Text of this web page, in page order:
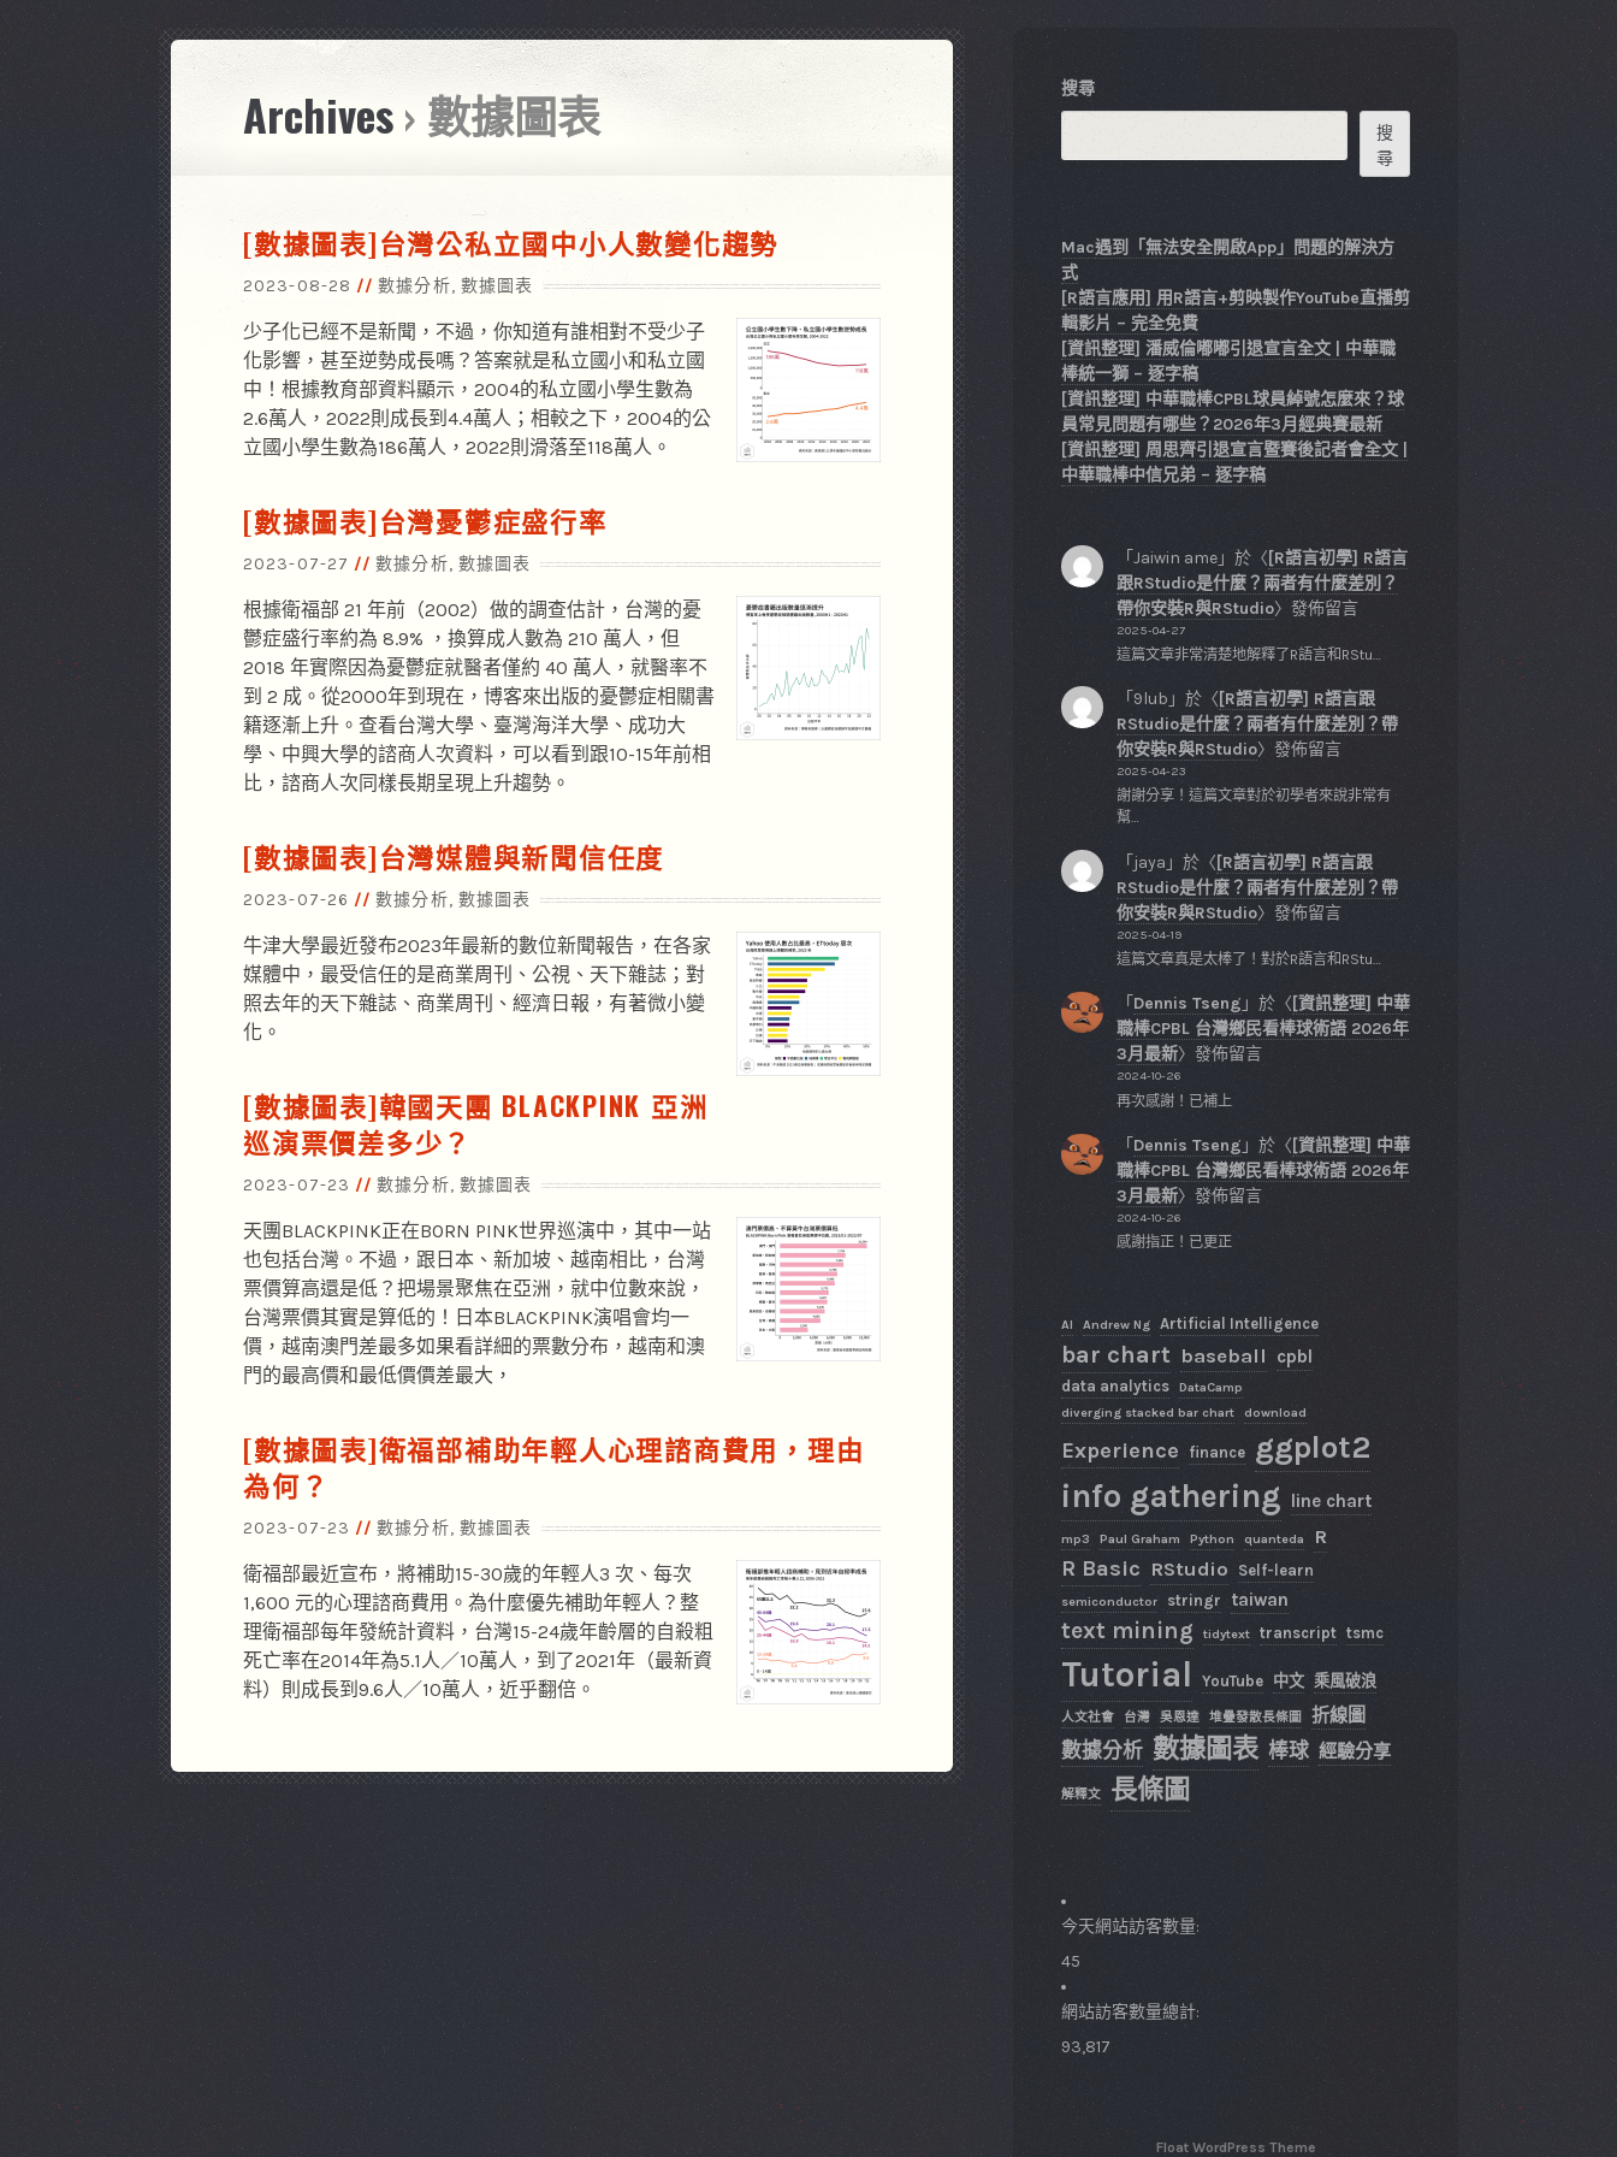
Archives› 數據圖表
[數據圖表]台灣公私立國中小人數變化趨勢
2023-08-28 數據分析, 數據圖表
少子化已經不是新聞，不過，你知道有誰相對不受少子
化影響，甚至逆勢成長嗎？答案就是私立國小和私立國
中！根據教育部資料顯示，2004的私立國小學生數為
2.6萬人，2022則成長到4.4萬人；相較之下，2004的公
立國小學生數為186萬人，2022則滑落至118萬人。
[數據圖表]台灣憂鬱症盛行率
2023-07-27 數據分析, 數據圖表
根據衛福部 21 年前（2002）做的調查估計，台灣的憂
鬱症盛行率約為 8.9% ，換算成人數為 210 萬人，但
2018 年實際因為憂鬱症就醫者僅約 40 萬人，就醫率不
到 2 成。從2000年到現在，博客來出版的憂鬱症相關書
籍逐漸上升。查看台灣大學、臺灣海洋大學、成功大
學、中興大學的諮商人次資料，可以看到跟10-15年前相
比，諮商人次同樣長期呈現上升趨勢。
[數據圖表]台灣媒體與新聞信任度
2023-07-26 數據分析, 數據圖表
牛津大學最近發布2023年最新的數位新聞報告，在各家
媒體中，最受信任的是商業周刊、公視、天下雜誌；對
照去年的天下雜誌、商業周刊、經濟日報，有著微小變
化。
[數據圖表]韓國天團 BLACKPINK 亞洲
巡演票價差多少？
2023-07-23 數據分析, 數據圖表
天團BLACKPINK正在BORN PINK世界巡演中，其中一站
也包括台灣。不過，跟日本、新加坡、越南相比，台灣
票價算高還是低？把場景聚焦在亞洲，就中位數來說，
台灣票價其實是算低的！日本BLACKPINK演唱會均一
價，越南澳門差最多如果看詳細的票數分布，越南和澳
門的最高價和最低價價差最大，
[數據圖表]衛福部補助年輕人心理諮商費用，理由
為何？
2023-07-23 數據分析, 數據圖表
衛福部最近宣布，將補助15-30歲的年輕人3 次、每次
1,600 元的心理諮商費用。為什麼優先補助年輕人？整
理衛福部每年發統計資料，台灣15-24歲年齡層的自殺粗
死亡率在2014年為5.1人／10萬人，到了2021年（最新資
料）則成長到9.6人／10萬人，近乎翻倍。
搜尋
搜
尋
Mac遇到「無法安全開啟App」問題的解決方
式
[R語言應用] 用R語言+剪映製作YouTube直播剪
輯影片 – 完全免費
[資訊整理] 潘威倫嘟嘟引退宣言全文 | 中華職
棒統一獅 – 逐字稿
[資訊整理] 中華職棒CPBL球員綽號怎麼來？球
員常見問題有哪些？2026年3月經典賽最新
[資訊整理] 周思齊引退宣言暨賽後記者會全文 |
中華職棒中信兄弟 – 逐字稿
「 Jaiwin ame」於〈[R語言初學] R語言
跟RStudio是什麼？兩者有什麼差別？
帶你安裝R與RStudio〉發佈留言
2025-04-27
這篇文章非常清楚地解釋了R語言和RStu…
「 9lub 」於〈[R語言初學] R語言跟
RStudio是什麼？兩者有什麼差別？帶
你安裝R與RStudio〉發佈留言
2025-04-23
謝謝分享！這篇文章對於初學者來說非常有
幫…
「 jaya 」於〈[R語言初學] R語言跟
RStudio是什麼？兩者有什麼差別？帶
你安裝R與RStudio〉發佈留言
2025-04-19
這篇文章真是太棒了！對於R語言和RStu…
「 Dennis Tseng 」於〈[資訊整理] 中華
職棒CPBL 台灣鄉民看棒球術語 2026年
3月最新〉發佈留言
2024-10-26
再次感謝！已補上
「 Dennis Tseng 」於〈[資訊整理] 中華
職棒CPBL 台灣鄉民看棒球術語 2026年
3月最新〉發佈留言
2024-10-26
感謝指正！已更正
AI Andrew Ng Artificial Intelligence
bar chart baseball cpbl
data analytics
DataCamp
diverging stacked bar chart
download
Experience finance ggplot2
info gathering line chart
mp3 Paul Graham Python quanteda R
R Basic RStudio Self-learn
semiconductor stringr taiwan
text mining tidytext transcript tsmc
Tutorial YouTube 中文 乘風破浪
人文社會 台灣 吳恩達 堆疊發散長條圖 折線圖
數據分析 數據圖表 棒球 經驗分享
解釋文 長條圖
今天網站訪客數量:
45
網站訪客數量總計:
93,817
Float WordPress Theme